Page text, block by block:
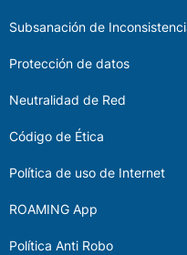
Subsanación de
Protección de datos
Neutralidad de Red
Código de Ética
Política de uso de Internet
ROAMING App
Política Anti Robo